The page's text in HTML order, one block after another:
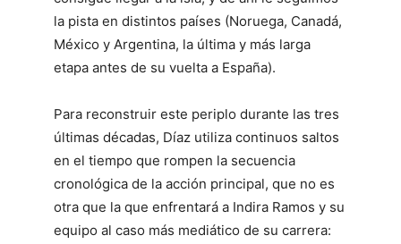
la pista en distintos países (Noruega, Canadá,
México y Argentina, la última y más larga
etapa antes de su vuelta a España).
Para reconstruir este periplo durante las tres
últimas décadas, Díaz utiliza continuos saltos
en el tiempo que rompen la secuencia
cronológica de la acción principal, que no es
otra que la que enfrentará a Indira Ramos y su
equipo al caso más mediático de su carrera: